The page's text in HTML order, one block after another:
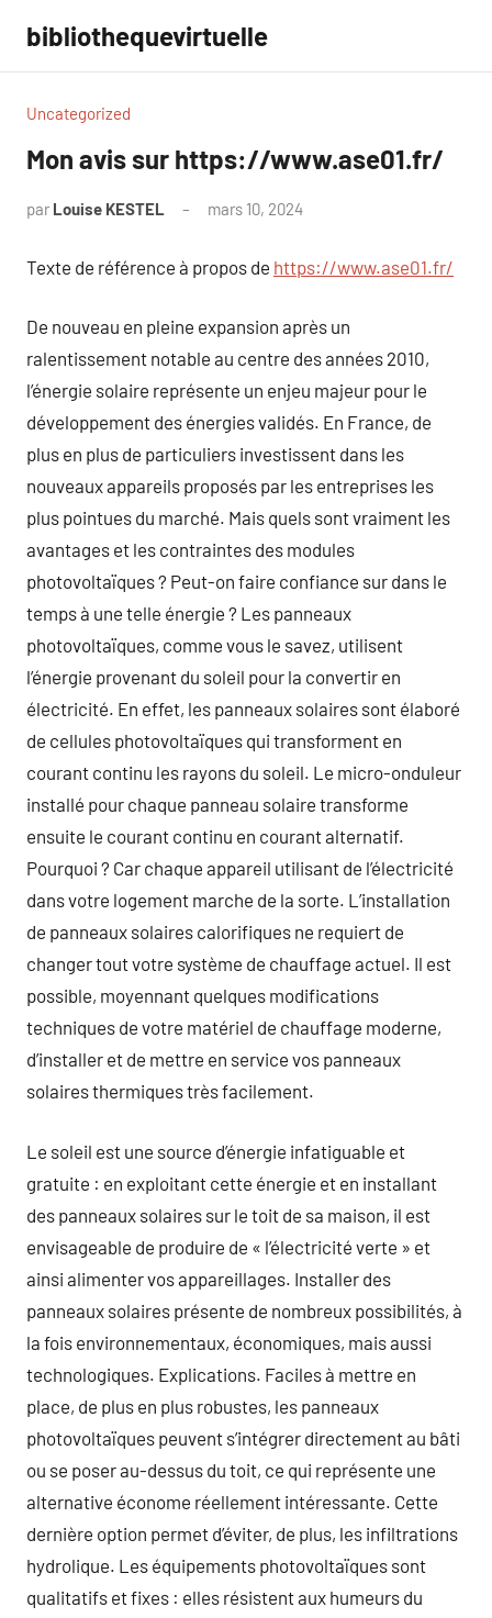
contenu
bibliothequevirtuelle
Uncategorized
Mon avis sur https://www.ase01.fr/
par Louise KESTEL mars 10, 2024
Texte de référence à propos de https://www.ase01.fr/
De nouveau en pleine expansion après un
ralentissement notable au centre des années 2010,
l’énergie solaire représente un enjeu majeur pour le
développement des énergies validés. En France, de
plus en plus de particuliers investissent dans les
nouveaux appareils proposés par les entreprises les
plus pointues du marché. Mais quels sont vraiment les
avantages et les contraintes des modules
photovoltaïques ? Peut-on faire confiance sur dans le
temps à une telle énergie ? Les panneaux
photovoltaïques, comme vous le savez, utilisent
l’énergie provenant du soleil pour la convertir en
électricité. En effet, les panneaux solaires sont élaboré
de cellules photovoltaïques qui transforment en
courant continu les rayons du soleil. Le micro-onduleur
installé pour chaque panneau solaire transforme
ensuite le courant continu en courant alternatif.
Pourquoi ? Car chaque appareil utilisant de l’électricité
dans votre logement marche de la sorte. L’installation
de panneaux solaires calorifiques ne requiert de
changer tout votre système de chauffage actuel. Il est
possible, moyennant quelques modifications
techniques de votre matériel de chauffage moderne,
d’installer et de mettre en service vos panneaux
solaires thermiques très facilement.
Le soleil est une source d’énergie infatiguable et
gratuite : en exploitant cette énergie et en installant
des panneaux solaires sur le toit de sa maison, il est
envisageable de produire de « l’électricité verte » et
ainsi alimenter vos appareillages. Installer des
panneaux solaires présente de nombreux possibilités, à
la fois environnementaux, économiques, mais aussi
technologiques. Explications. Faciles à mettre en
place, de plus en plus robustes, les panneaux
photovoltaïques peuvent s’intégrer directement au bâti
ou se poser au-dessus du toit, ce qui représente une
alternative économe réellement intéressante. Cette
dernière option permet d’éviter, de plus, les infiltrations
hydrolique. Les équipements photovoltaïques sont
qualitatifs et fixes : elles résistent aux humeurs du